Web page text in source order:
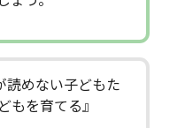
読めない子どもた
もを育てる』